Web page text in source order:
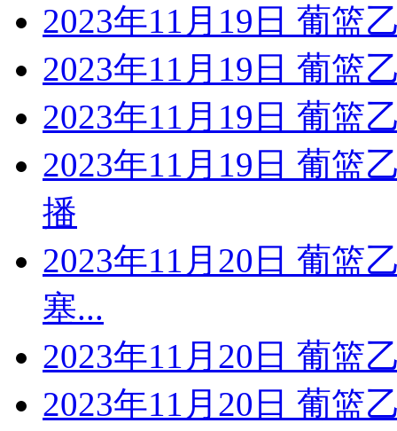
2023年11月19日 葡篮
2023年11月19日 葡篮
2023年11月19日 葡篮
2023年11月19日 葡篮
播
2023年11月20日 葡篮
塞...
2023年11月20日 葡篮
2023年11月20日 葡篮